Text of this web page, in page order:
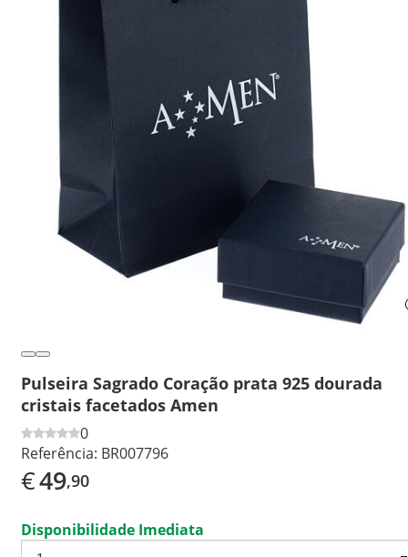
Pulseira Sagrado Coração prata 925 dourada
cristais facetados Amen
0
Referência: BR007796
€49,90
Disponibilidade Imediata